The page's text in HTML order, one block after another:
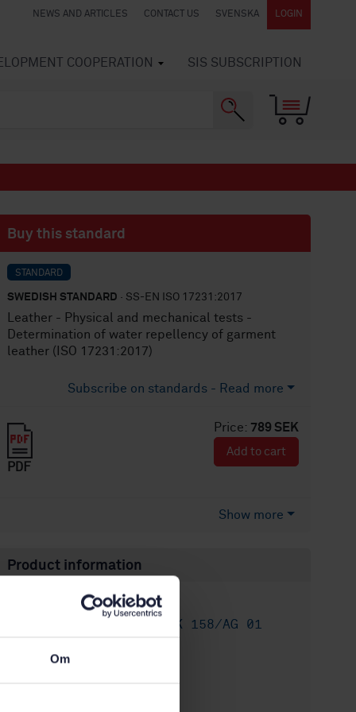
Om
NEWS AND ARTICLES CONTACT US SVENSKA LOGIN
COOPERATION SIS SUBSCRIPTION
Buy this standard
STANDARD
SWEDISH STANDARD · SS-EN ISO 17231:2017
Leather - Physical and mechanical tests -
Determination of water repellency of garment
leather (ISO 17231:2017)
Subscribe on standards - Read more
Price: 789 SEK
PDF
Add to cart
Show more
Product information
English
Läder, SIS/TK 158/AG 01